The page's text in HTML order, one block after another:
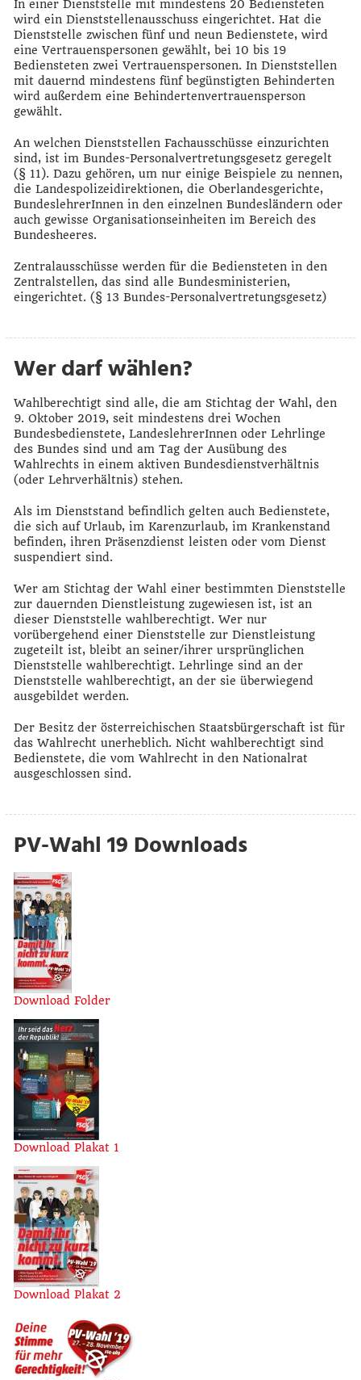
In einer Dienststelle mit mindestens 20 Bediensteten
wird ein Dienststellenausschuss eingerichtet. Hat die
Dienststelle zwischen fünf und neun Bedienstete, wird
eine Vertrauenspersonen gewählt, bei 10 bis 19
Bediensteten zwei Vertrauenspersonen. In Dienststellen
mit dauernd mindestens fünf begünstigten Behinderten
wird außerdem eine Behindertenvertrauensperson
gewählt.
An welchen Dienststellen Fachausschüsse einzurichten
sind, ist im Bundes-Personalvertretungsgesetz geregelt
(§ 11). Dazu gehören, um nur einige Beispiele zu nennen,
die Landespolizeidirektionen, die Oberlandesgerichte,
BundeslehrerInnen in den einzelnen Bundesländern oder
auch gewisse Organisationseinheiten im Bereich des
Bundesheeres.
Zentralausschüsse werden für die Bediensteten in den
Zentralstellen, das sind alle Bundesministerien,
eingerichtet. (§ 13 Bundes-Personalvertretungsgesetz)
Wer darf wählen?
Wahlberechtigt sind alle, die am Stichtag der Wahl, den
9. Oktober 2019, seit mindestens drei Wochen
Bundesbedienstete, LandeslehrerInnen oder Lehrlinge
des Bundes sind und am Tag der Ausübung des
Wahlrechts in einem aktiven Bundesdienstverhältnis
(oder Lehrverhältnis) stehen.
Als im Dienststand befindlich gelten auch Bedienstete,
die sich auf Urlaub, im Karenzurlaub, im Krankenstand
befinden, ihren Präsenzdienst leisten oder vom Dienst
suspendiert sind.
Wer am Stichtag der Wahl einer bestimmten Dienststelle
zur dauernden Dienstleistung zugewiesen ist, ist an
dieser Dienststelle wahlberechtigt. Wer nur
vorübergehend einer Dienststelle zur Dienstleistung
zugeteilt ist, bleibt an seiner/ihrer ursprünglichen
Dienststelle wahlberechtigt. Lehrlinge sind an der
Dienststelle wahlberechtigt, an der sie überwiegend
ausgebildet werden.
Der Besitz der österreichischen Staatsbürgerschaft ist für
das Wahlrecht unerheblich. Nicht wahlberechtigt sind
Bedienstete, die vom Wahlrecht in den Nationalrat
ausgeschlossen sind.
PV-Wahl 19 Downloads
Download Folder
Download Plakat 1
Download Plakat 2